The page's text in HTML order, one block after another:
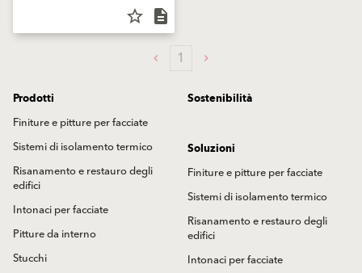
star_border description
1
Prodotti
Finiture e pitture per facciate
Sistemi di isolamento termico
Risanamento e restauro degli
edifici
Intonaci per facciate
Pitture da interno
Stucchi
Sostenibilità
Soluzioni
Finiture e pitture per facciate
Sistemi di isolamento termico
Risanamento e restauro degli
edifici
Intonaci per facciate